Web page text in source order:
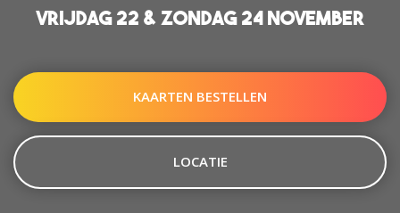
VRIJDAG 22 & ZONDAG 24 NOVEMBER
KAARTEN BESTELLEN
LOCATIE